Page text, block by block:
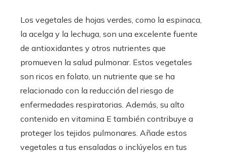
Los vegetales de hojas verdes, como la espinaca,
la acelga y la lechuga, son una excelente fuente
de antioxidantes y otros nutrientes que
promueven la salud pulmonar. Estos vegetales
son ricos en folato, un nutriente que se ha
relacionado con la reducción del riesgo de
enfermedades respiratorias. Además, su alto
contenido en vitamina E también contribuye a
proteger los tejidos pulmonares. Añade estos
vegetales a tus ensaladas o inclúyelos en tus